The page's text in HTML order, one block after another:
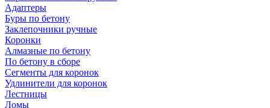
Адаптеры
Буры по бетону
Заклепочники ручные
Коронки
Алмазные по бетону
По бетону в сборе
Сегменты для коронок
Удлинители для коронок
Лестницы
Ломы